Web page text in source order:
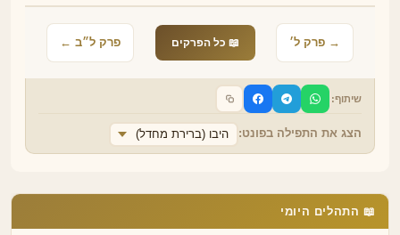
→ פרק ל׳ 📖 כל הפרקים פרק ל״ב ←
שיתוף:
הצג את התפילה בפונט: היבו (ברירת מחדל)
📖 התהלים היומי